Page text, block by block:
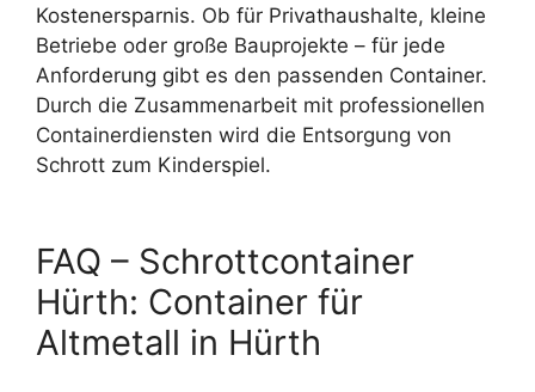
Kostenersparnis. Ob für Privathaushalte, kleine
Betriebe oder große Bauprojekte – für jede
Anforderung gibt es den passenden Container.
Durch die Zusammenarbeit mit professionellen
Containerdiensten wird die Entsorgung von
Schrott zum Kinderspiel.
FAQ – Schrottcontainer
Hürth: Container für
Altmetall in Hürth